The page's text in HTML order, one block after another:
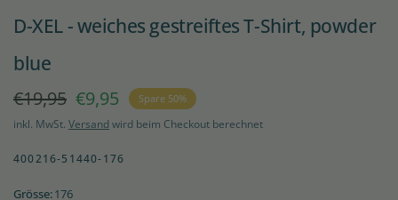
D-XEL - weiches gestreiftes T-Shirt, powder
blue
€19,95 €9,95 Spare 50%
inkl. MwSt. Versand wird beim Checkout berechnet
400216-51440-176
Grösse:176